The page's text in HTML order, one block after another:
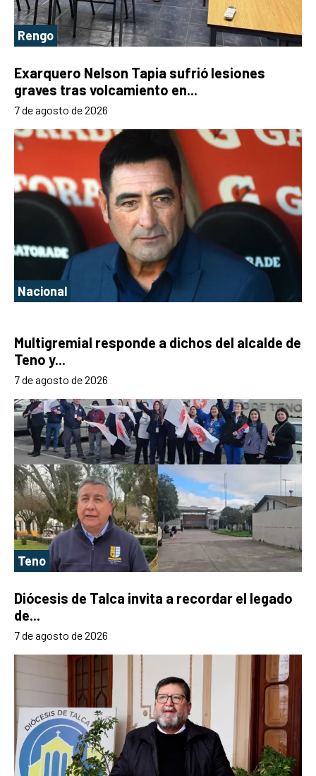
Rengo
Exarquero Nelson Tapia sufrió lesiones
graves tras volcamiento en...
7 de agosto de 2026
Nacional
Multigremial responde a dichos del alcalde de
Teno y...
7 de agosto de 2026
Teno
Diócesis de Talca invita a recordar el legado
de...
7 de agosto de 2026